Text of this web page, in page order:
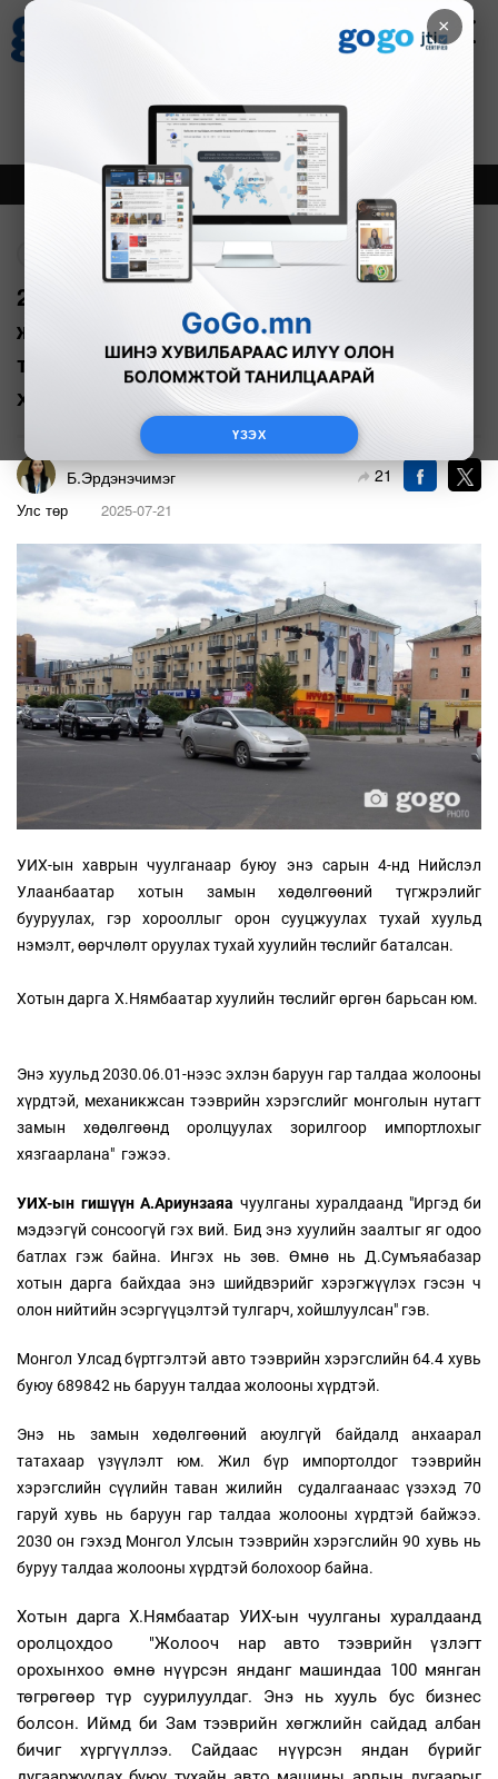
×
ҮЗЭХ
Зурхай
8.07
Онцлох Шинэ
2030.06.01-нээс баруун талдаа
жолооны хүрдтэй, механикжсан
тээврийн хэрэгсэл импортлохыг
хориглов
Б.Эрдэнэчимэг 21
Улс төр 2025-07-21
УИХ-ын хаврын чуулганаар буюу энэ сарын 4-нд Нийслэл
Улаанбаатар хотын замын хөдөлгөөний түгжрэлийг
бууруулах, гэр хорооллыг орон сууцжуулах тухай хуульд
нэмэлт, өөрчлөлт оруулах тухай хуулийн төслийг баталсан.
Хотын дарга Х.Нямбаатар хуулийн төслийг өргөн барьсан юм.
Энэ хуульд 2030.06.01-нээс эхлэн баруун гар талдаа жолооны
хүрдтэй, механикжсан тээврийн хэрэгслийг монголын нутагт
замын хөдөлгөөнд оролцуулах зорилгоор импортлохыг
хязгаарлана" гэжээ.
УИХ-ын гишүүн А.Ариунзаяа чуулганы хуралдаанд "Иргэд би
мэдээгүй сонсоогүй гэх вий. Бид энэ хуулийн заалтыг яг одоо
батлах гэж байна. Ингэх нь зөв. Өмнө нь Д.Сумъяабазар
хотын дарга байхдаа энэ шийдвэрийг хэрэгжүүлэх гэсэн ч
олон нийтийн эсэргүүцэлтэй тулгарч, хойшлуулсан" гэв.
Монгол Улсад бүртгэлтэй авто тээврийн хэрэгслийн 64.4 хувь
буюу 689842 нь баруун талдаа жолооны хүрдтэй.
Энэ нь замын хөдөлгөөний аюулгүй байдалд анхаарал
татахаар үзүүлэлт юм. Жил бүр импортолдог тээврийн
хэрэгслийн сүүлийн таван жилийн судалгаанаас үзэхэд 70
гаруй хувь нь баруун гар талдаа жолооны хүрдтэй байжээ.
2030 он гэхэд Монгол Улсын тээврийн хэрэгслийн 90 хувь нь
буруу талдаа жолооны хүрдтэй болохоор байна.
Хотын дарга Х.Нямбаатар УИХ-ын чуулганы хуралдаанд
оролцохдоо "Жолооч нар авто тээврийн үзлэгт
орохынхоо өмнө нүүрсэн янданг машиндаа 100 мянган
төгрөгөөр түр суурилуулдаг. Энэ нь хууль бус бизнес
болсон. Иймд би Зам тээврийн хөгжлийн сайдад албан
бичиг хүргүүллээ. Сайдаас нүүрсэн яндан бүрийг